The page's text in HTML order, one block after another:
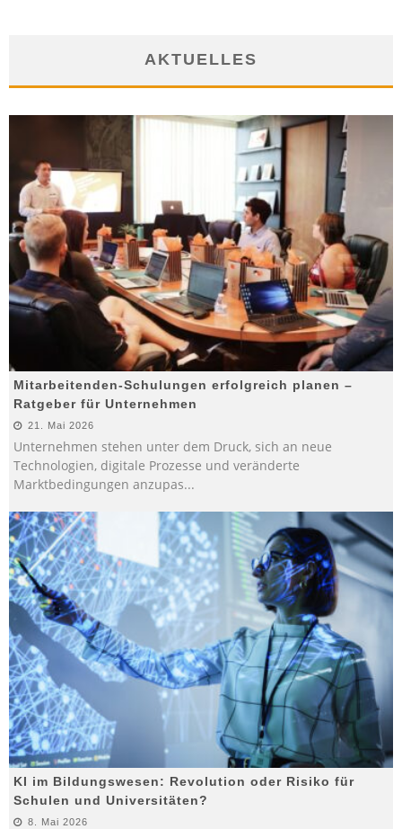
AKTUELLES
Mitarbeitenden-Schulungen erfolgreich planen –
Ratgeber für Unternehmen
21. Mai 2026
Unternehmen stehen unter dem Druck, sich an neue
Technologien, digitale Prozesse und veränderte
Marktbedingungen anzupas...
KI im Bildungswesen: Revolution oder Risiko für
Schulen und Universitäten?
8. Mai 2026